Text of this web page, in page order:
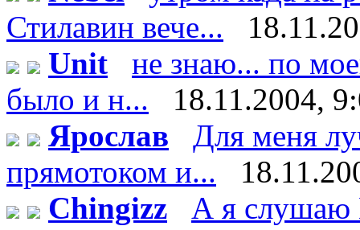
Стилавин вече...
Unit
не знаю... по
было и н...
18.11.2004,
Ярослав
Для меня
прямотоком и...
Chingizz
А я слушаю